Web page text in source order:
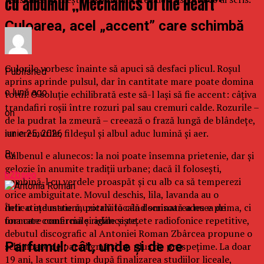
Culoarea, acel „accent” care schimbă
tot
Culorile vorbesc înainte să apuci să desfaci plicul. Roșul
aprins aprinde pulsul, dar în cantitate mare poate domina
totul. O soluție echilibrată este să-l lași să fie accent: câțiva
trandafiri roșii între rozuri pal sau cremuri calde. Rozurile –
de la pudrat la zmeură – creează o frază lungă de blândețe,
iar cremurile, fildeșul și albul aduc lumină și aer.
Galbenul e alunecos: la noi poate însemna prietenie, dar și
gelozie în anumite tradiții urbane; dacă îl folosești,
combină-l cu verdele proaspăt și cu alb ca să temperezi
orice ambiguitate. Movul deschis, lila, lavanda au o
delicatețe matură, potrivită când scrisoarea nu e prima, ci
una care confirmă și adâncește.
Parfumul: cât, unde și de ce
cu albumul „Mechanics of the Heart”
Published
o lună ago
on
iunie 25, 2026
By
b2bseo
Într-o industrie muzicală locală dominată adesea de
formate comerciale rigide și rețete radiofonice repetitive,
debutul discografic al Antoniei Roman Zbârcea propune o
schimbare de paradigmă și un plus de prospețime. La doar
19 ani, la scurt timp după finalizarea studiilor liceale,